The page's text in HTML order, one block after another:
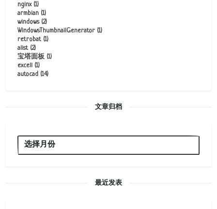
nginx(1)
armbian (1)
windows(2)
WindowsThumbnailGenerator (1)
retrobat(1)
alist(2)
宝塔面板 (1)
excell (1)
autocad (14)
文章归档
最近发表